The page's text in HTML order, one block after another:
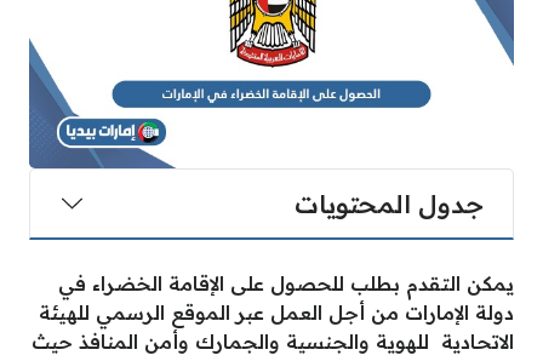
جدول المحتويات
يمكن التقدم بطلب للحصول على الإقامة الخضراء في
دولة الإمارات من أجل العمل عبر الموقع الرسمي للهيئة
الاتحادية للهوية والجنسية والجمارك وأمن المنافذ حيث